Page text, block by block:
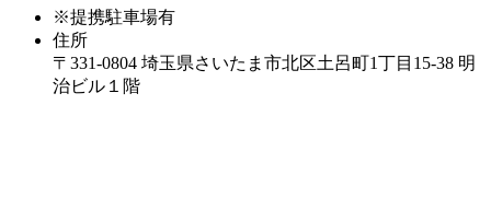
※提携駐車場有
住所
〒331-0804 埼玉県さいたま市北区土呂町1丁目15-38 明
治ビル１階